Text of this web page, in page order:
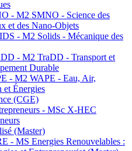
- M2 SMNO - Science des
et des Nano-Objets
- M2 Solids - Mécanique des
- M2 TraDD - Transport et
Durable
- M2 WAPE - Eau, Air,
et Énergies
(CGE)
- MSc X-HEC
(Master)
- MS Energies Renouvelables :